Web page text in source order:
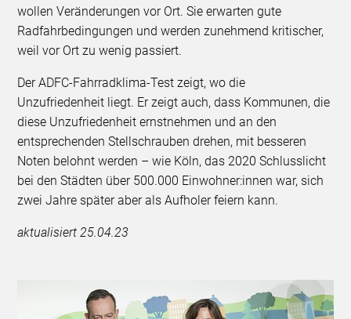
wollen Veränderungen vor Ort. Sie erwarten gute
Radfahrbedingungen und werden zunehmend kritischer,
weil vor Ort zu wenig passiert.
Der ADFC-Fahrradklima-Test zeigt, wo die
Unzufriedenheit liegt. Er zeigt auch, dass Kommunen, die
diese Unzufriedenheit ernstnehmen und an den
entsprechenden Stellschrauben drehen, mit besseren
Noten belohnt werden – wie Köln, das 2020 Schlusslicht
bei den Städten über 500.000 Einwohner:innen war, sich
zwei Jahre später aber als Aufholer feiern kann.
aktualisiert 25.04.23